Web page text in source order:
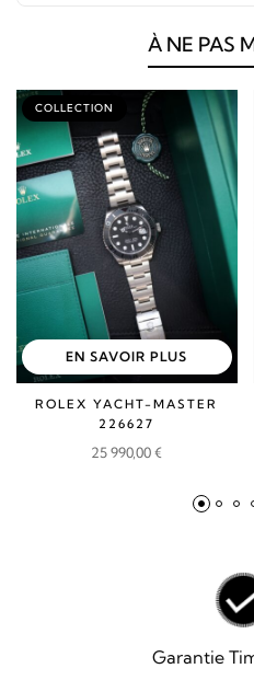
À NE PAS
EN SAVOIR PLUS
COLLECTION
ROLEX YACHT-MASTER
226627
25 990,00€
Garantie